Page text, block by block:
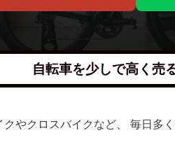
自転車を少しで高く売
やクロスバイクなど、 毎日多